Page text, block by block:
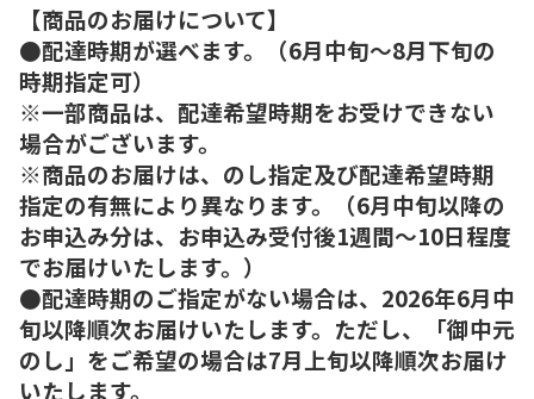
【商品のお届けについて】
●配達時期が選べます。（6月中旬～8月下旬の
時期指定可）
※一部商品は、配達希望時期をお受けできない
場合がございます。
※商品のお届けは、のし指定及び配達希望時期
指定の有無により異なります。（6月中旬以降の
お申込み分は、お申込み受付後1週間～10日程度
でお届けいたします。）
●配達時期のご指定がない場合は、2026年6月中
旬以降順次お届けいたします。ただし、「御中元
のし」をご希望の場合は7月上旬以降順次お届け
いたします。